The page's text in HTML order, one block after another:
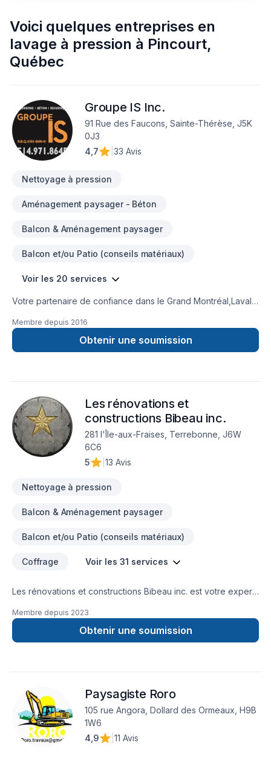
Voici quelques entreprises en
lavage à pression à Pincourt,
Québec
Groupe IS Inc.
91 Rue des Faucons, Sainte-Thérèse, J5K
0J3
4,7
33 Avis
Nettoyage à pression
Aménagement paysager - Béton
Balcon & Aménagement paysager
Balcon et/ou Patio (conseils matériaux)
Voir les 20 services
Votre partenaire de confiance dans le Grand Montréal,Laval
vos travaux de maçonnerie, de réparation et resurfaçage de
béton et offre aussi les services de : Crépis, Calfeutrage,
Démolition, Fissures de Fondations, Mûrets de
résultats au-delà de vos attentes. Transformons ensemble
vos idées en réalité. Contactez-nous dès maintenant. Groupe
IS inc. '' Une expertise de plus de 30 ans en réalisation
d'ouvrages de maçonnerie et de béton.''
Membre depuis 2016
Obtenir une soumission
Les rénovations et
constructions Bibeau inc.
281 l'Île-aux-Fraises, Terrebonne, J6W
6C6
5
13 Avis
Nettoyage à pression
Balcon & Aménagement paysager
Balcon et/ou Patio (conseils matériaux)
Coffrage Voir les 31 services
Les rénovations et constructions Bibeau inc. est votre expert
Drain français, Entretien commercial, Entretien ménager,
Excavation, Fissures, Fondations, Maçonnerie, Margelle,
Plancher, Salle de bain, Sous-sol dans les secteurs de Centre
privilégions la transparence, l'écoute et l'efficacité pour bâtir
des relations de confiance avec nos clients. Transformons
ensemble vos idées en réalité. Contactez-nous dès
maintenant.
Membre depuis 2023
Obtenir une soumission
Paysagiste Roro
105 rue Angora, Dollard des Ormeaux, H9B
1W6
4,9
11 Avis